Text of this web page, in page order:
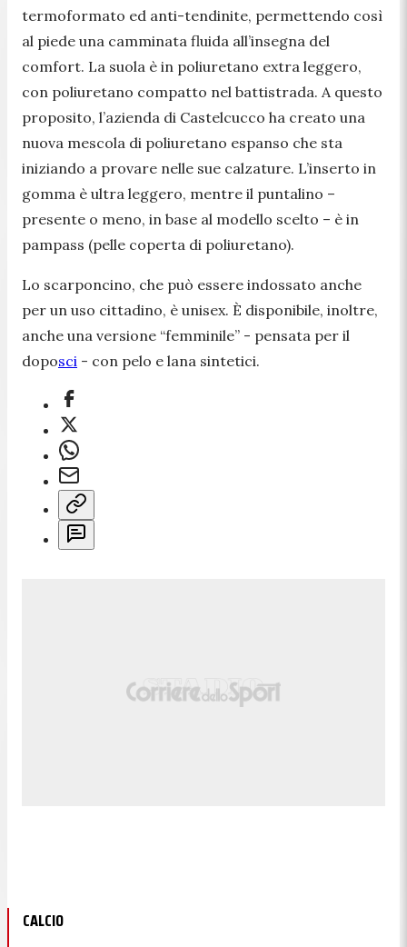
termoformato ed anti-tendinite, permettendo così
al piede una camminata fluida all’insegna del
comfort. La suola è in poliuretano extra leggero,
con poliuretano compatto nel battistrada. A questo
proposito, l’azienda di Castelcucco ha creato una
nuova mescola di poliuretano espanso che sta
iniziando a provare nelle sue calzature. L’inserto in
gomma è ultra leggero, mentre il puntalino –
presente o meno, in base al modello scelto – è in
pampass (pelle coperta di poliuretano).
Lo scarponcino, che può essere indossato anche
per un uso cittadino, è unisex. È disponibile, inoltre,
anche una versione “femminile” - pensata per il
doposci - con pelo e lana sintetici.
CALCIO